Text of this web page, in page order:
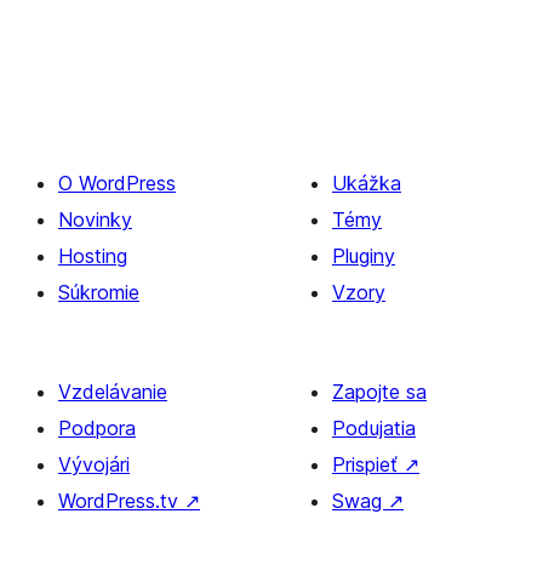
O WordPress
Novinky
Hosting
Súkromie
Ukážka
Témy
Pluginy
Vzory
Vzdelávanie
Podpora
Vývojári
WordPress.tv ↗
Zapojte sa
Podujatia
Prispieť ↗
Swag ↗